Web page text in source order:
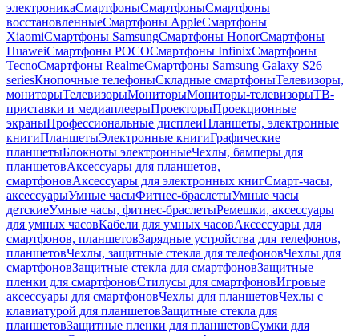
электроникаСмартфоныСмартфоныСмартфоны
восстановленныеСмартфоны AppleСмартфоны
XiaomiСмартфоны SamsungСмартфоны HonorСмартфоны
HuaweiСмартфоны POCOСмартфоны InfinixСмартфоны
TecnoСмартфоны RealmeСмартфоны Samsung Galaxy S26
seriesКнопочные телефоныСкладные смартфоныТелевизоры,
мониторыТелевизорыМониторыМониторы-телевизорыТВ-
приставки и медиаплеерыПроекторыПроекционные
экраныПрофессиональные дисплеиПланшеты, электронные
книгиПланшетыЭлектронные книгиГрафические
планшетыБлокноты электронныеЧехлы, бамперы для
планшетовАксессуары для планшетов,
смартфоновАксессуары для электронных книгСмарт-часы,
аксессуарыУмные часыФитнес-браслетыУмные часы
детскиеУмные часы, фитнес-браслетыРемешки, аксессуары
для умных часовКабели для умных часовАксессуары для
смартфонов, планшетовЗарядные устройства для телефонов,
планшетовЧехлы, защитные стекла для телефоновЧехлы для
смартфоновЗащитные стекла для смартфоновЗащитные
пленки для смартфоновСтилусы для смартфоновИгровые
аксессуары для смартфоновЧехлы для планшетовЧехлы с
клавиатурой для планшетовЗащитные стекла для
планшетовЗащитные пленки для планшетовСумки для